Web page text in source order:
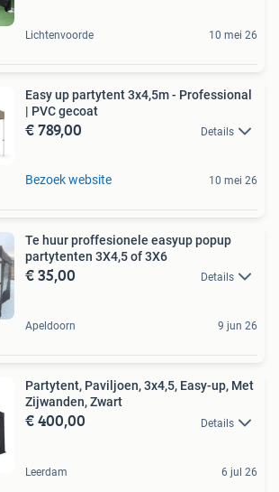
Lichtenvoorde 10 mei 26
Easy up partytent 3x4,5m - Professional
| PVC gecoat
€ 789,00 Details
Bezoek website 10 mei 26
Te huur proffesionele easyup popup
partytenten 3X4,5 of 3X6
€ 35,00 Details
Apeldoorn 9 jun 26
Partytent, Paviljoen, 3x4,5, Easy-up, Met
Zijwanden, Zwart
€ 400,00 Details
Leerdam 6 jul 26